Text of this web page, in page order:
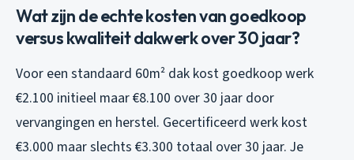
Wat zijn de echte kosten van goedkoop
versus kwaliteit dakwerk over 30 jaar?
Voor een standaard 60m² dak kost goedkoop werk
€2.100 initieel maar €8.100 over 30 jaar door
vervangingen en herstel. Gecertificeerd werk kost
€3.000 maar slechts €3.300 totaal over 30 jaar. Je